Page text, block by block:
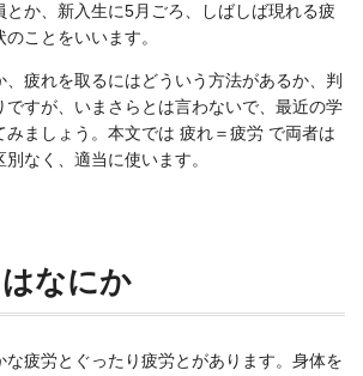
とか、新入生に5月ごろ、しばしば現れる疲
ことをいいます。
疲れを取るにはどういう方法があるか、判
ですが、いまさらとは言わないで、最近の学
みましょう。本文では 疲れ＝疲労 で両者は
なく、適当に使います。
なにか
疲労とぐったり疲労とがあります。身体を